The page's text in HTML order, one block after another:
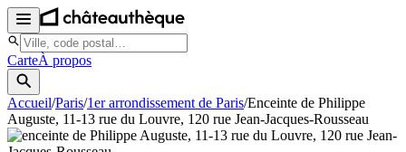
CarteÀ propos
Accueil/Paris/1er arrondissement de Paris/Enceinte de Philippe
Auguste, 11-13 rue du Louvre, 120 rue Jean-Jacques-Rousseau